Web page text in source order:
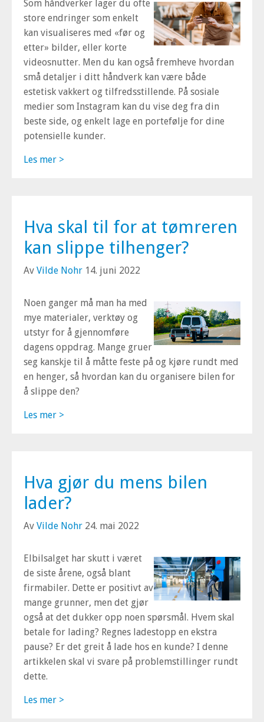
Som håndverker lager du ofte
store endringer som enkelt
kan visualiseres med «før og
etter» bilder, eller korte
videosnutter. Men du kan også fremheve hvordan
små detaljer i ditt håndverk kan være både
estetisk vakkert og tilfredsstillende. På sosiale
medier som Instagram kan du vise deg fra din
beste side, og enkelt lage en portefølje for dine
potensielle kunder.
Les mer >
Hva skal til for at tømreren
kan slippe tilhenger?
Av Vilde Nohr 14. juni 2022
Noen ganger må man ha med
mye materialer, verktøy og
utstyr for å gjennomføre
dagens oppdrag. Mange gruer
seg kanskje til å måtte feste på og kjøre rundt med
en henger, så hvordan kan du organisere bilen for
å slippe den?
Les mer >
Hva gjør du mens bilen
lader?
Av Vilde Nohr 24. mai 2022
Elbilsalget har skutt i været
de siste årene, også blant
firmabiler. Dette er positivt av
mange grunner, men det gjør
også at det dukker opp noen spørsmål. Hvem skal
betale for lading? Regnes ladestopp en ekstra
pause? Er det greit å lade hos en kunde? I denne
artikkelen skal vi svare på problemstillinger rundt
dette.
Les mer >